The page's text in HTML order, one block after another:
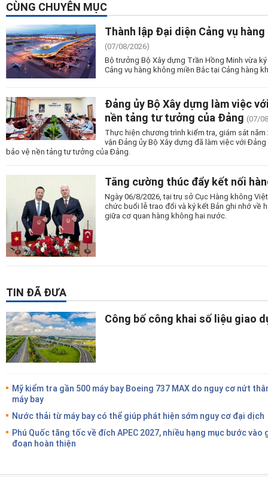
CÙNG CHUYÊN MỤC
Thành lập Đại diện Cảng vụ
(07/08/2026)
Bộ trưởng Bộ Xây dựng Trần Hồng Minh vừa
Cảng vụ hàng không miền Bắc tại Cảng hàng
Đảng ủy Bộ Xây dựng làm việc
nền tảng tư tưởng của Đảng (07/
Thực hiện chương trình kiểm tra, giám sát
vận Đảng ủy Bộ Xây dựng đã làm việc với
bảo vệ nền tảng tư tưởng của Đảng.
Tăng cường thúc đẩy kết nối
Ngày 06/8/2026, tại trụ sở Cục Hàng không
chức buổi lễ trao đổi và ký kết Bản ghi nhớ về
giữa cơ quan hàng không hai nước.
TIN ĐÃ ĐƯA
Công bố công khai số liệu giao
Mỹ kiểm tra gần 500 máy bay Boeing 737 MAX do nguy cơ nứt
máy bay
Nước thải từ máy bay có thể giúp phát hiện sớm nguy cơ đại dịch
Phú Quốc tăng tốc về đích APEC 2027, nhiều hạng mục bước vào
đoạn hoàn thiện